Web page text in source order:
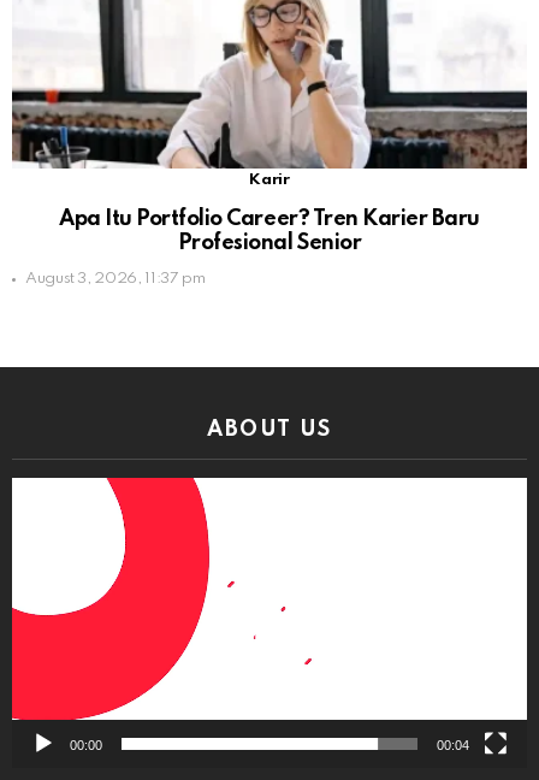
Karir
Apa Itu Portfolio Career? Tren Karier Baru
Profesional Senior
August 3, 2026, 11:37 pm
ABOUT US
00:00 00:04